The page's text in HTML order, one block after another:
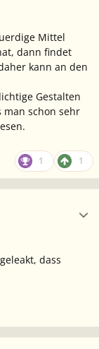
Mittel
dann findet
kann an den
Gestalten
man schon sehr
1 1
dass